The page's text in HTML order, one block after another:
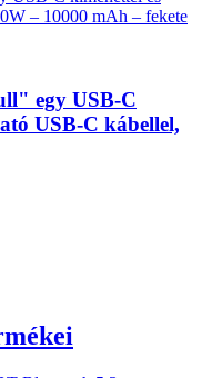
egy USB-C
USB-C kábellel,